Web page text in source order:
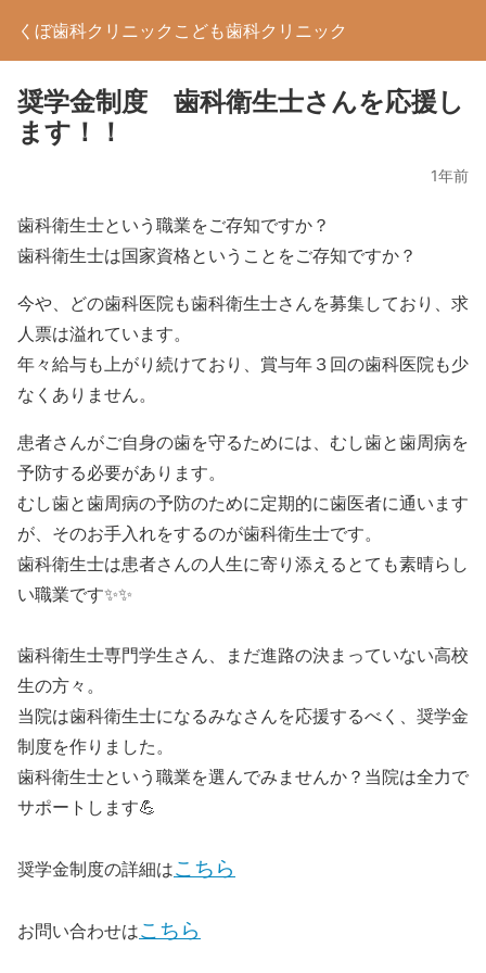
くぼ歯科クリニックこども歯科クリニック
奨学金制度 歯科衛生士さんを応援し
ます！！
1年前
歯科衛生士という職業をご存知ですか？
歯科衛生士は国家資格ということをご存知ですか？
今や、どの歯科医院も歯科衛生士さんを募集しており、求
人票は溢れています。
年々給与も上がり続けており、賞与年３回の歯科医院も少
なくありません。
患者さんがご自身の歯を守るためには、むし歯と歯周病を
予防する必要があります。
むし歯と歯周病の予防のために定期的に歯医者に通います
が、そのお手入れをするのが歯科衛生士です。
歯科衛生士は患者さんの人生に寄り添えるとても素晴らし
い職業です✨✨
歯科衛生士専門学生さん、まだ進路の決まっていない高校
生の方々。
当院は歯科衛生士になるみなさんを応援するべく、奨学金
制度を作りました。
歯科衛生士という職業を選んでみませんか？当院は全力で
サポートします💪
奨学金制度の詳細はこちら
お問い合わせはこちら